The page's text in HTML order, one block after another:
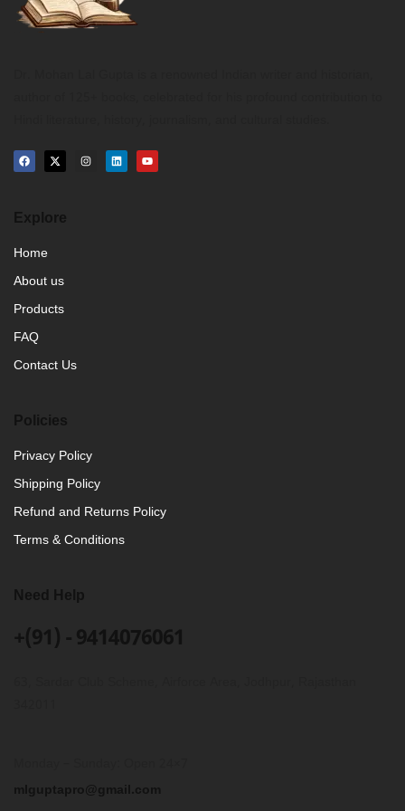
Explore
Home
About us
Products
FAQ
Contact Us
Policies
Privacy Policy
Shipping Policy
Refund and Returns Policy
Terms & Conditions
Need Help
+(91) - 9414076061
mlguptapro@gmail.com